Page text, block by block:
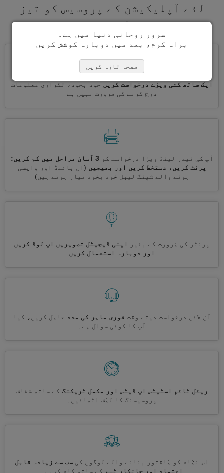
لئے آپلیکیشن کے پروسیس کو تیز
کریں۔
ایک ساتھ کئی ویزے درخواست کریںخود بخود، تکراری معلومات
درج کرنے کی ضرورت نہیں ہے
آپ کی نیدر لینڈ ویزا درخواست کو
3 آسان مراحل میں کم کریں:
پرنٹ کریں، دستخط کریں اور بھیجیں (ان بائنڈ اور واپسی
ہونے والے شپنگ لیبل خود بخود تیار ہوتے ہیں)
پرنٹر کی ضرورت کے بغیر
اپنی ڈیجیٹل تصویریں اپ لوڈ کریں
اور دوبارہ استعمال کریں
آن لائن درخواست دیتے وقت فوری ماہر کی مدد حاصل کریں، کیا
آپ کا کوئی سوال ہے۔
ریئل ٹائم اسٹیٹس اپ ڈیٹس اور مکمل ٹریکنگ کے ساتھ شفاف
پروسیسنگ کا لطف اٹھائیں۔
اس نظام کو طاقتور بنانے والے لوگوں کی سب سے زیادہ قابل
اعتماد اور جانکار ٹیم کے ساتھ کام کریں۔
سرور روحانی دنیا میں ہے۔
براہ کرم، بعد میں دوبارہ کوشش کریں
صفحہ تازہ کریں